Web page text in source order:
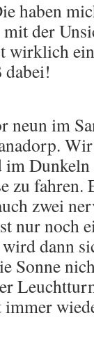
haben
mit der
wirklich
dabei!
im
im
zu fahren.
zwei
nur noch
dann
Sonne
immer